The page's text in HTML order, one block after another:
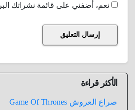
نعم، أضفني على قائمة نشراتك
الأكثر قراءة
صراع العروش Game Of Thrones